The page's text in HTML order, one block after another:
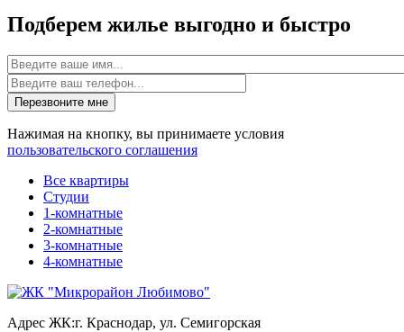
Подберем жилье выгодно и быстро
Имя
Перезвоните мне
Нажимая на кнопку, вы принимаете условия
пользовательского соглашения
Все квартиры
Студии
1-комнатные
2-комнатные
3-комнатные
4-комнатные
Адрес ЖК:г. Краснодар, ул. Семигорская